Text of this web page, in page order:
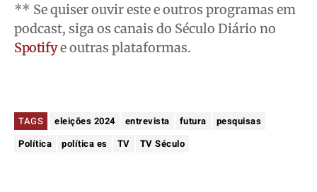
** Se quiser ouvir este e outros programas em
podcast, siga os canais do Século Diário no
Spotifye outras plataformas.
TAGS eleições 2024 entrevista futura
pesquisas
Política
política es TV TV Século